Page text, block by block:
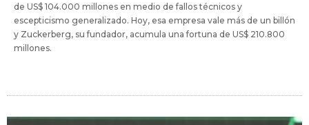
de US$ 104.000 millones en medio de fallos técnicos y
escepticismo generalizado. Hoy, esa empresa vale más de un billón
y Zuckerberg, su fundador, acumula una fortuna de US$ 210.800
millones.